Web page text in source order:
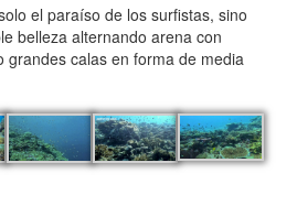
el paraíso de los surfistas, sino
belleza alternando arena con
grandes calas en forma de media